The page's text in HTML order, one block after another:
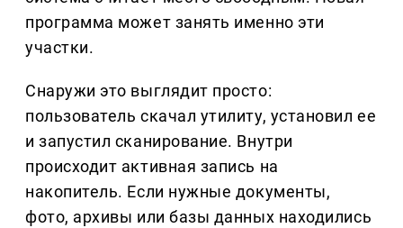
программа может занять именно эти
участки.
Снаружи это выглядит просто:
пользователь скачал утилиту, установил ее
и запустил сканирование. Внутри
происходит активная запись на
накопитель. Если нужные документы,
фото, архивы или базы данных находились